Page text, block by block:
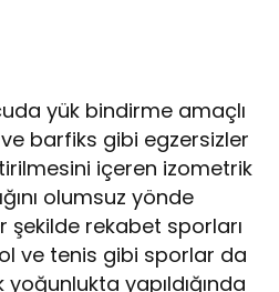
yük bindirme amaçlı
barfiks gibi egzersizler
içeren izometrik
olumsuz yönde
şekilde rekabet sporları
ve tenis gibi sporlar da
yapıldığında